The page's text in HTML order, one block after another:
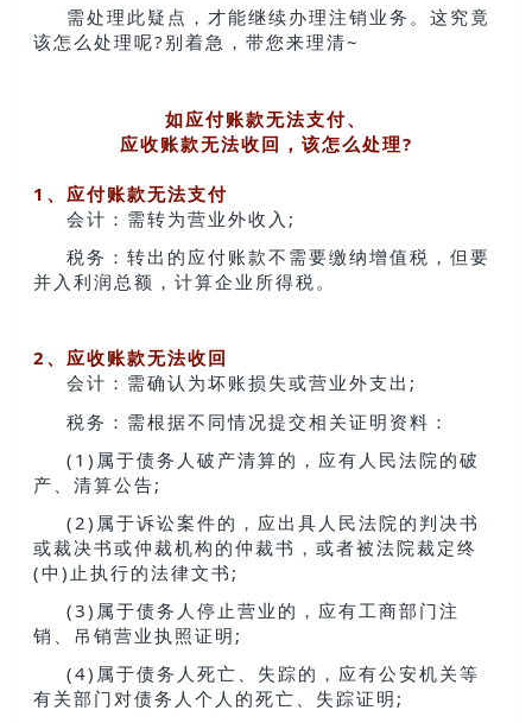
需处理此疑点，才能继续办理注销业务。这究竟
该怎么处理呢?别着急，带您来理清~
如应付账款无法支付、
应收账款无法收回，该怎么处理?
1、应付账款无法支付
会计：需转为营业外收入;
税务：转出的应付账款不需要缴纳增值税，但要
并入利润总额，计算企业所得税。
2、应收账款无法收回
会计：需确认为坏账损失或营业外支出;
税务：需根据不同情况提交相关证明资料：
(1)属于债务人破产清算的，应有人民法院的破
产、清算公告;
(2)属于诉讼案件的，应出具人民法院的判决书
或裁决书或仲裁机构的仲裁书，或者被法院裁定终
(中)止执行的法律文书;
(3)属于债务人停止营业的，应有工商部门注
销、吊销营业执照证明;
(4)属于债务人死亡、失踪的，应有公安机关等
有关部门对债务人个人的死亡、失踪证明;